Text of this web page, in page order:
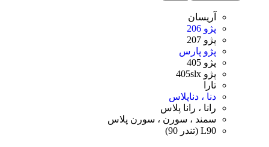
آریسان
پژو 206
پژو 207
پژو پارس
پژو 405
پژو 405slx
تارا
دنا ، دناپلاس
رانا ، رانا پلاس
سمند ، سورن ، سورن پلاس
L90 (تندر 90)